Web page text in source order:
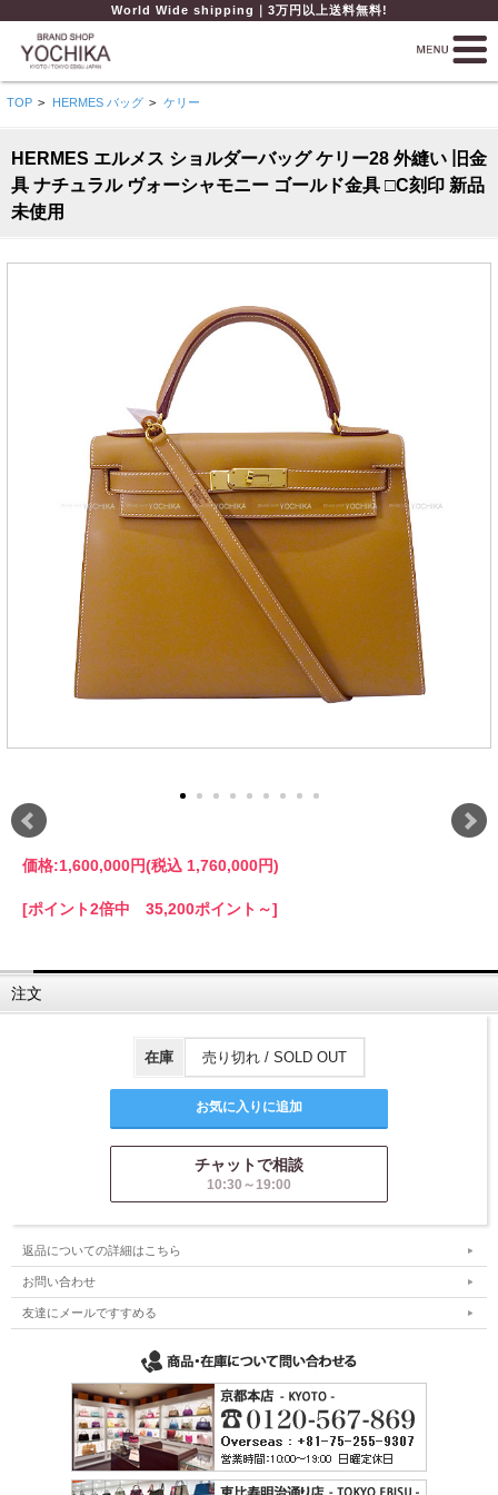
World Wide shipping｜3万円以上送料無料!
TOP > HERMES バッグ > ケリー
HERMES エルメス ショルダーバッグ ケリー28 外縫い 旧金
具 ナチュラル ヴォーシャモニー ゴールド金具 □C刻印 新品
未使用
価格:1,600,000円(税込 1,760,000円)
[ポイント2倍中 35,200ポイント～]
注文
在庫 売り切れ / SOLD OUT
チャットで相談
10:30～19:00
返品についての詳細はこちら
お問い合わせ
友達にメールですすめる